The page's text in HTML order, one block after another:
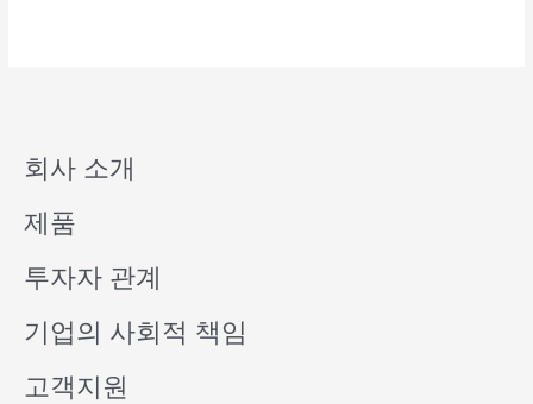
회사 소개
제품
투자자 관계
기업의 사회적 책임
고객지원